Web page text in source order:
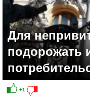
Для
подорожать